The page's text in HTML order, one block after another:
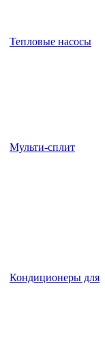
Тепловые насосы
Мульти-сплит
Кондиционеры для